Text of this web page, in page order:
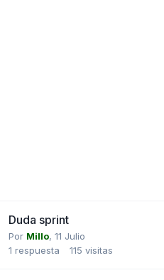
Duda sprint
Por Millo, 11 Julio
1 respuesta 115 visitas